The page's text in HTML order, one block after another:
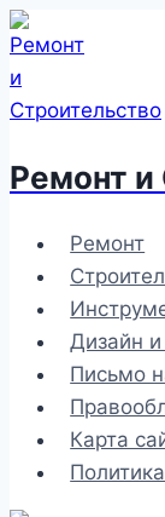
Перейти
к
содержимому
Ремонт и
Ремонт
Дизайн
Письмо
Карта